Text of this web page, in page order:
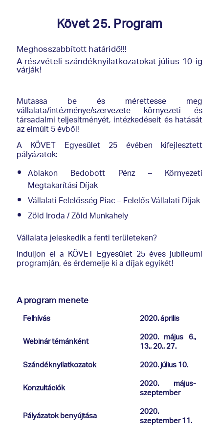
Követ 25. Program
Meghosszabbított határidő!!!
A részvételi szándéknyilatkozatokat július 10-ig
várják!
Mutassa be és mérettesse meg
vállalata/intézménye/szervezete környezeti és
társadalmi teljesítményét, intézkedéseit és hatását
az elmúlt 5 évből!
A KÖVET Egyesület 25 évében kifejlesztett
pályázatok:
Ablakon Bedobott Pénz – Környezeti
Megtakarítási Díjak
Vállalati Felelősség Piac – Felelős Vállalati Díjak
Zöld Iroda / Zöld Munkahely
Vállalata jeleskedik a fenti területeken?
Induljon el a KÖVET Egyesület 25 éves jubileumi
programján, és érdemelje ki a díjak egyikét!
A program menete
Felhívás
2020. április
Webinár témánként
2020. május 6.,
13., 20., 27.
Szándéknyilatkozatok
2020. július 10.
Konzultációk
2020. május-
szeptember
Pályázatok benyújtása
2020.
szeptember 11.